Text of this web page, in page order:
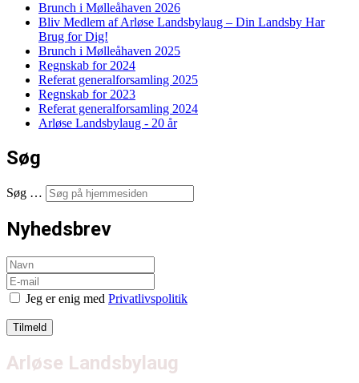
Brunch i Mølleåhaven 2026
Bliv Medlem af Arløse Landsbylaug – Din Landsby Har
Brug for Dig!
Brunch i Mølleåhaven 2025
Regnskab for 2024
Referat generalforsamling 2025
Regnskab for 2023
Referat generalforsamling 2024
Arløse Landsbylaug - 20 år
Søg
Søg …
Nyhedsbrev
Jeg er enig med Privatlivspolitik
Arløse Landsbylaug